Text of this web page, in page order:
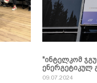
"ინტელკომ
ენერგეტიკულ
09.07.2024